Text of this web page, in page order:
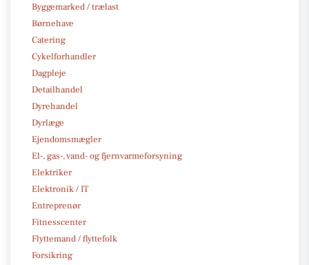
Byggemarked / trælast
Børnehave
Catering
Cykelforhandler
Dagpleje
Detailhandel
Dyrehandel
Dyrlæge
Ejendomsmægler
El-, gas-, vand- og fjernvarmeforsyning
Elektriker
Elektronik / IT
Entreprenør
Fitnesscenter
Flyttemand / flyttefolk
Forsikring